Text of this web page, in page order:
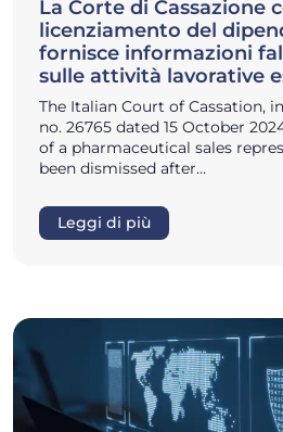
La Corte di Cassazione
licenziamento del
fornisce informazioni
sulle attività lavorative
The Italian Court of Cassation,
no. 26765 dated 15 October
of a pharmaceutical sales
been dismissed after…
Leggi di più